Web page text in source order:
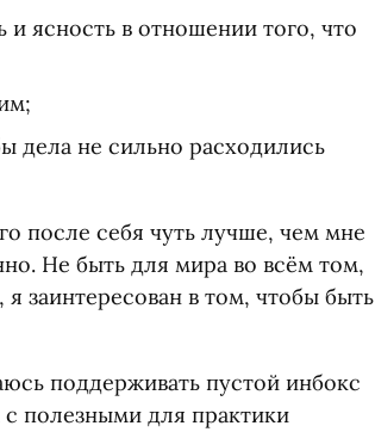
и ясность в отношении того, что
дела не сильно расходились
после себя чуть лучше, чем мне
Не быть для мира во всём том,
заинтересован в том, чтобы быть
поддерживать пустой инбокс
полезными для практики